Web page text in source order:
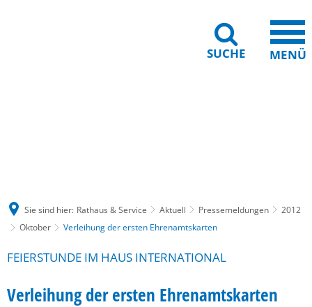
SUCHE MENÜ
Sie sind hier: Rathaus & Service Aktuell Pressemeldungen
2012
Oktober
Verleihung der ersten Ehrenamtskarten
FEIERSTUNDE IM HAUS INTERNATIONAL
Verleihung der ersten Ehrenamtskarten